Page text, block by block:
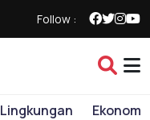
Follow :
Lingkungan Ekonomi